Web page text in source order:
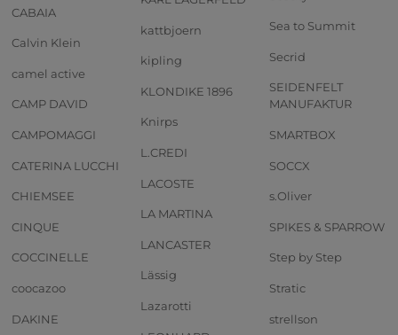
CABAIA
Calvin Klein
camel active
CAMP DAVID
CAMPOMAGGI
CATERINA LUCCHI
CHIEMSEE
CINQUE
COCCINELLE
coocazoo
DAKINE
kattbjoern
kipling
KLONDIKE 1896
Knirps
L.CREDI
LACOSTE
LA MARTINA
LANCASTER
Lässig
Lazarotti
Sea to Summit
Secrid
SEIDENFELT
MANUFAKTUR
SMARTBOX
SOCCX
s.Oliver
SPIKES & SPARROW
Step by Step
Stratic
strellson